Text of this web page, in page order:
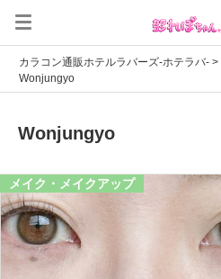
カラコン通販ホテルラバーズ-ホテラバ- >
Wonjungyo
Wonjungyo
メイク・メイクアップ